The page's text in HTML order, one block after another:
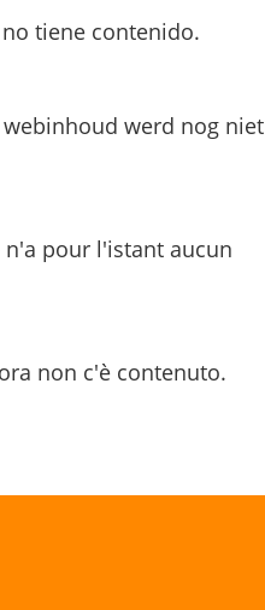
tiene contenido.
werd nog niet
n'a pour l'istant aucun
non c'è contenuto.